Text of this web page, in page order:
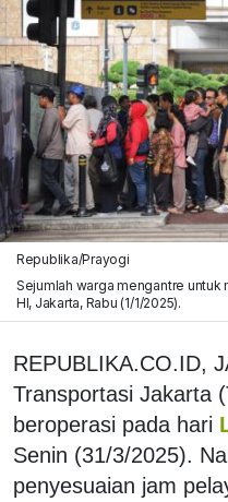
Republika/Prayogi
Sejumlah warga mengantre untuk
HI, Jakarta, Rabu (1/1/2025).
REPUBLIKA.CO.ID,
Transportasi Jakarta
beroperasi pada hari
Senin (31/3/2025).
penyesuaian jam